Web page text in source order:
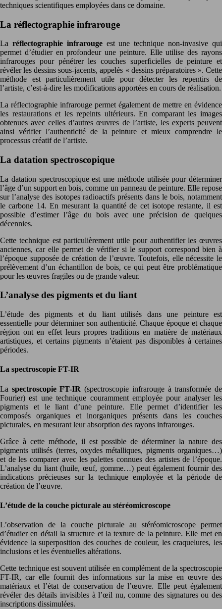
techniques scientifiques employées dans ce domaine.
La réflectographie infrarouge
La réflectographie infrarougeest une technique non-invasive qui
permet d’étudier en profondeur une peinture. Elle utilise des rayons
infrarouges pour pénétrer les couches superficielles de peinture et
révéler les dessins sous-jacents, appelés « dessins préparatoires ». Cette
méthode est particulièrement utile pour détecter les repentirs de
l’artiste, c’est-à-dire les modifications apportées en cours de réalisation.
La réflectographie infrarouge permet également de mettre en évidence
les restaurations et les repeints ultérieurs. En comparant les images
obtenues avec celles d’autres œuvres de l’artiste, les experts peuvent
ainsi vérifier l’authenticité de la peinture et mieux comprendre le
processus créatif de l’artiste.
La datation spectroscopique
La datation spectroscopique est une méthode utilisée pour déterminer
l’âge d’un support en bois, comme un panneau de peinture. Elle repose
sur l’analyse des isotopes radioactifs présents dans le bois, notamment
le carbone 14. En mesurant la quantité de cet isotope restante, il est
possible d’estimer l’âge du bois avec une précision de quelques
décennies.
Cette technique est particulièrement utile pour authentifier les œuvres
anciennes, car elle permet de vérifier si le support correspond bien à
l’époque supposée de création de l’œuvre. Toutefois, elle nécessite le
prélèvement d’un échantillon de bois, ce qui peut être problématique
pour les œuvres fragiles ou de grande valeur.
L’analyse des pigments et du liant
L’étude des pigments et du liant utilisés dans une peinture est
essentielle pour déterminer son authenticité. Chaque époque et chaque
région ont en effet leurs propres traditions en matière de matériaux
artistiques, et certains pigments n’étaient pas disponibles à certaines
périodes.
La spectroscopie FT-IR
La spectroscopie FT-IR (spectroscopie infrarouge à transformée de
Fourier) est une technique couramment employée pour analyser les
pigments et le liant d’une peinture. Elle permet d’identifier les
composés organiques et inorganiques présents dans les couches
picturales, en mesurant leur absorption des rayons infrarouges.
Grâce à cette méthode, il est possible de déterminer la nature des
pigments utilisés (terres, oxydes métalliques, pigments organiques…)
et de les comparer avec les palettes connues des artistes de l’époque.
L’analyse du liant (huile, œuf, gomme…) peut également fournir des
indications précieuses sur la technique employée et la période de
création de l’œuvre.
L’étude de la couche picturale au stéréomicroscope
L’observation de la couche picturale au stéréomicroscope permet
d’étudier en détail la structure et la texture de la peinture. Elle met en
évidence la superposition des couches de couleur, les craquelures, les
inclusions et les éventuelles altérations.
Cette technique est souvent utilisée en complément de la spectroscopie
FT-IR, car elle fournit des informations sur la mise en œuvre des
matériaux et l’état de conservation de l’œuvre. Elle peut également
révéler des détails invisibles à l’œil nu, comme des signatures ou des
inscriptions dissimulées.